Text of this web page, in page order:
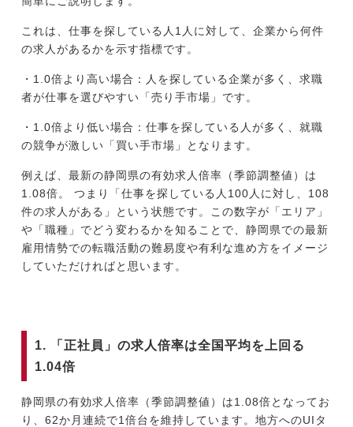
これは、仕事を探している人1人に対して、企業から何件
の求人があるかを示す指標です。
・1.0倍より高い場合：人を探している企業が多く、求職
者が仕事を選びやすい「売り手市場」です。
・1.0倍より低い場合：仕事を探している人が多く、就職
の競争が激しい「買い手市場」となります。
例えば、最新の静岡県の有効求人倍率（季節調整値）は
1.08倍。 つまり「仕事を探している人100人に対し、108
件の求人がある」という状態です。この数字が「エリア」
や「職種」でどう変わるかを知ることで、静岡県での最新
雇用情勢での転職活動の難易度や有利な進め方をイメージ
していただければと思います。
1. 「正社員」の求人倍率は全国平均を上回る
1.04倍
静岡県の有効求人倍率（季節調整値）は1.08倍となってお
り、62か月連続で1倍台を維持しています。地方へのUIタ